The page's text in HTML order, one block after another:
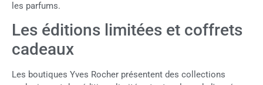
les parfums.
Les éditions limitées et coffrets
cadeaux
Les boutiques Yves Rocher présentent des collections